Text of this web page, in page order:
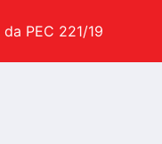
PEC 221/19
mínima